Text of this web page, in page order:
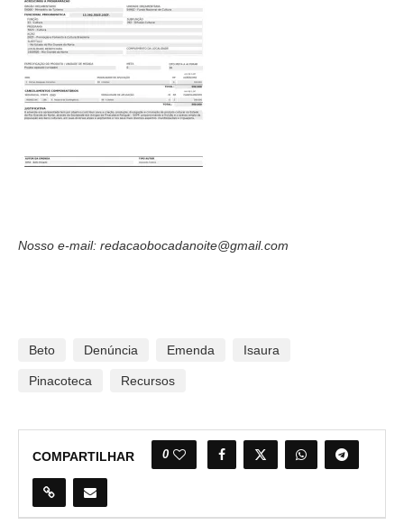
Nosso e-mail: redacaobocadanoite@gmail.com
Beto Denúncia Emenda Isaura
Pinacoteca Recursos
COMPARTILHAR 0